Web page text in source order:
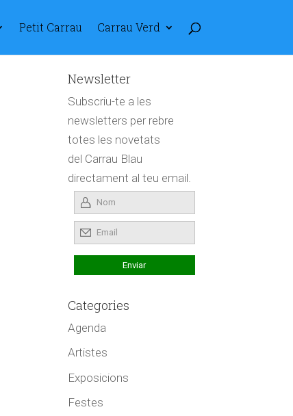
Petit Carrau Carrau Verd
Newsletter
Subscriu-te a les
newsletters per rebre
totes les novetats
del Carrau Blau
directament al teu email.
Categories
Agenda
Artistes
Exposicions
Festes